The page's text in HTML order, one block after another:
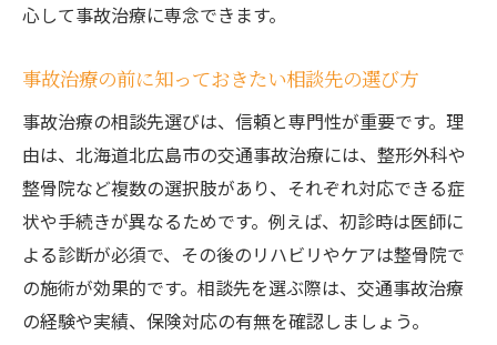
事故治療を安心して続けるためのサポート
通院負担を軽減するための事故治療の工夫
事故治療で通院負担を減らす工夫とポイン
ト
通院しやすい事故治療先の選び方を解説
事故治療における経済的負担軽減の方法
事故治療で役立つ支援制度や相談窓口
交通事故後の通院を続けやすくするコツ
心して事故治療に専念できます。
事故治療の前に知っておきたい相談先の選び方
事故治療の相談先選びは、信頼と専門性が重要です。理
由は、北海道北広島市の交通事故治療には、整形外科や
整骨院など複数の選択肢があり、それぞれ対応できる症
状や手続きが異なるためです。例えば、初診時は医師に
よる診断が必須で、その後のリハビリやケアは整骨院で
の施術が効果的です。相談先を選ぶ際は、交通事故治療
の経験や実績、保険対応の有無を確認しましょう。